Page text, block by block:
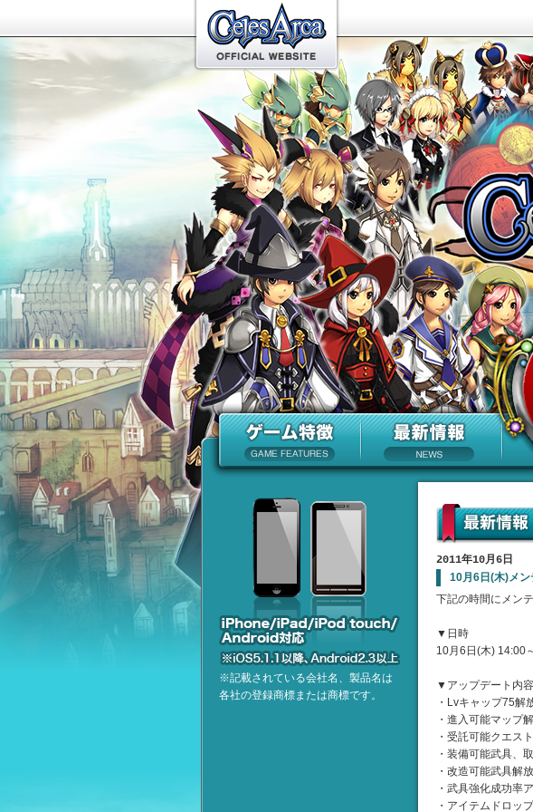
2011年10月6日
10月6日(木)メ
下記の時間にメン
▼日時
10月6日(木) 14:00
▼アップデート内容
・Lvキャップ75解
・進入可能マップ
・受託可能クエス
・装備可能武具、
・改造可能武具解放
・武具強化成功率
・アイテムドロッ
※記載されている会社名、製品名は
各社の登録商標または商標です。